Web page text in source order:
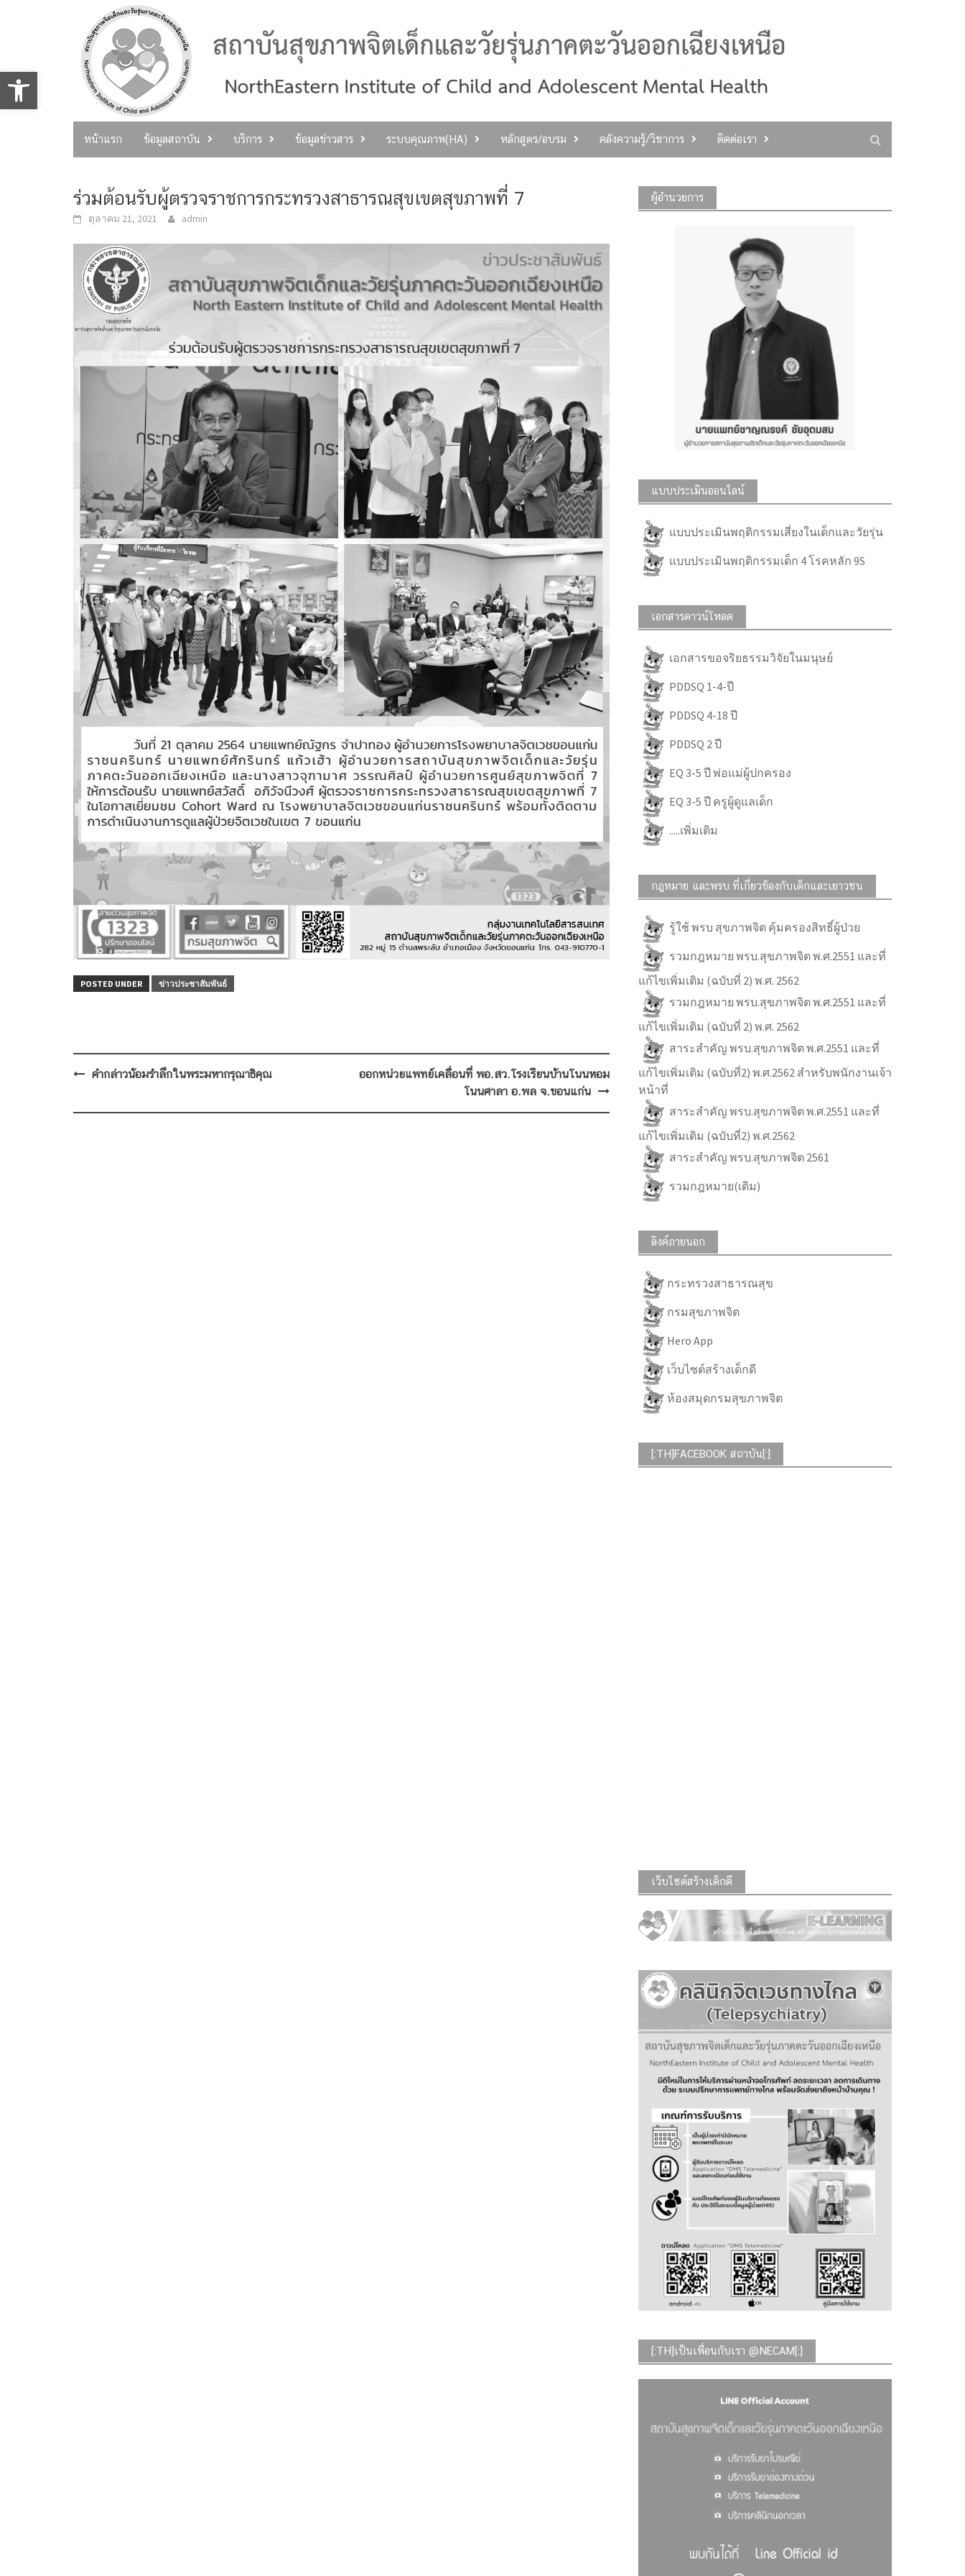
Open toolbar
หน้าแรก ข้อมูลสถาบัน บริการ ข้อมูลข่าวสาร ระบบคุณภาพ(HA) หลักสูตร/อบรม คลังความรู้/วิชาการ ติดต่อเรา
ร่วมต้อนรับผู้ตรวจราชการกระทรวงสาธารณสุขเขตสุขภาพที่ 7
ตุลาคม 21, 2021 admin
POSTED UNDER ข่าวประชาสัมพันธ์
Postคำกล่าวน้อมรำลึกในพระมหากรุณาธิคุณ
ออกหน่วยแพทย์เคลื่อนที่ พอ.สว.โรงเรียนบ้านโนนหอม
โนนศาลา อ.พล จ.ขอนแก่น
ผู้อำนวยการ
แบบประเมินออนไลน์
แบบประเมินพฤติกรรมเสี่ยงในเด็กและวัยรุ่น
แบบประเมินพฤติกรรมเด็ก 4 โรคหลัก 9S
เอกสารดาวน์โหลด
เอกสารขอจริยธรรมวิจัยในมนุษย์
PDDSQ 1-4-ปี
PDDSQ 4-18 ปี
PDDSQ 2 ปี
EQ 3-5 ปี พ่อแม่ผู้ปกครอง
EQ 3-5 ปี ครูผู้ดูแลเด็ก
.....เพิ่มเติม
กฎหมาย และพรบ.ที่เกี่ยวข้องกับเด็กและเยาวชน
รู้ใช้ พรบ สุขภาพจิต คุ้มครองสิทธิ์ผู้ป่วย
รวมกฎหมาย พรบ.สุขภาพจิต พ.ศ.2551 และที่
แก้ไขเพิ่มเติม (ฉบับที่ 2) พ.ศ. 2562
รวมกฎหมาย พรบ.สุขภาพจิต พ.ศ.2551 และที่
แก้ไขเพิ่มเติม (ฉบับที่ 2) พ.ศ. 2562
สาระสำคัญ พรบ.สุขภาพจิต พ.ศ.2551 และที่
แก้ไขเพิ่มเติม (ฉบับที่2) พ.ศ.2562 สำหรับพนักงานเจ้า
หน้าที่
สาระสำคัญ พรบ.สุขภาพจิต พ.ศ.2551 และที่
แก้ไขเพิ่มเติม (ฉบับที่2) พ.ศ.2562
สาระสำคัญ พรบ.สุขภาพจิต 2561
รวมกฎหมาย(เดิม)
ลิงค์ภายนอก
กระทรวงสาธารณสุข
กรมสุขภาพจิต
Hero App
เว็บไซต์สร้างเด็กดี
ห้องสมุดกรมสุขภาพจิต
[:TH]FACEBOOK สถาบัน[:]
เว็บไซต์สร้างเด็กดี
[:TH]เป็นเพื่อนกับเรา @NECAM[:]